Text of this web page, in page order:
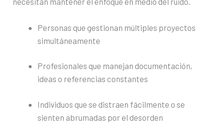
Personas que gestionan múltiples proyectos
simultáneamente
Profesionales que manejan documentación,
ideas o referencias constantes
Individuos que se distraen fácilmente o se
sienten abrumadas por el desorden